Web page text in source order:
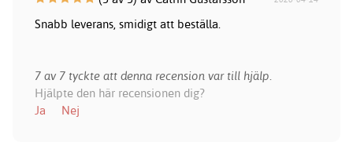
Snabb leverans, smidigt att beställa.
7 av 7 tyckte att denna recension var till hjälp.
Hjälpte den här recensionen dig?
Ja
Nej